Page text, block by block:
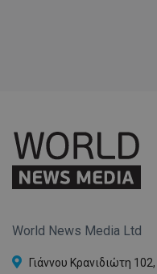
World News Media Ltd
Γιάννου Κρανιδιώτη 102,